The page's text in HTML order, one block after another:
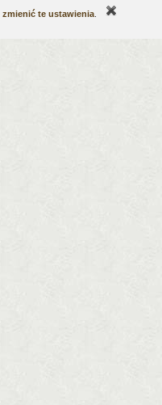
zmienić te ustawienia